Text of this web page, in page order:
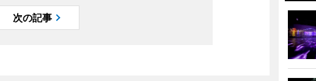
次の記事